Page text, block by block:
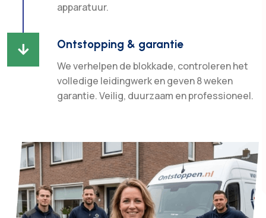
apparatuur.
 Ontstopping & garantie
We verhelpen de blokkade, controleren het
volledige leidingwerk en geven 8 weken
garantie. Veilig, duurzaam en professioneel.